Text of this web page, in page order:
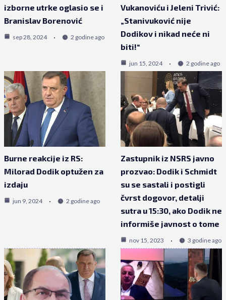
izborne utrke oglasio se i
Branislav Borenović
sep 28, 2024 2 godine ago
Vukanoviću i Jeleni Trivić:
„Stanivuković nije
Dodikov i nikad neće ni
biti!“
jun 15, 2024 2 godine ago
Burne reakcije iz RS:
Milorad Dodik optužen za
izdaju
jun 9, 2024 2 godine ago
Zastupnik iz NSRS javno
prozvao: Dodik i Schmidt
su se sastali i postigli
čvrst dogovor, detalji
sutra u 15:30, ako Dodik ne
informiše javnost o tome
nov 15, 2023 3 godine ago